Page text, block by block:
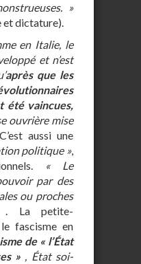
»
et dictature).
en Italie, le
et n’est
après que les
été vaincues,
ouvrière mise
aussi une
politique »,
« Le
par des
ou proches
La petite-
fascisme en
de « l’État
» , État soi-